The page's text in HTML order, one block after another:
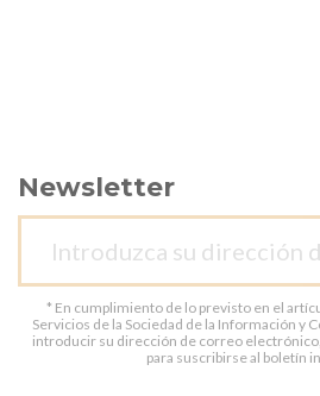
Newsletter
* En cumplimiento de lo previsto en el
Servicios de la Sociedad de la Información y
introducir su dirección de correo
para suscribirse al boletín